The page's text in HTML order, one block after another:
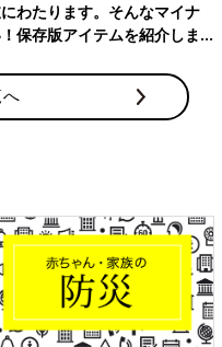
親愛の情を示す時には笑顔
落ち込んでいる時こそ笑顔
そうすると笑顔になります
思い浮かべると、自然に微
ではない時のため、鈴木さ
ら感銘を受けたハッピーワ
わたります。そんなマイナ
保存版アイテムを紹介しま